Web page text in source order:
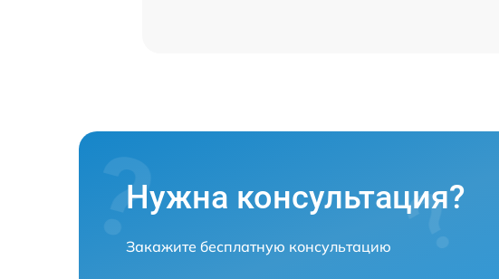
Нужна консультация?
Закажите бесплатную консультацию